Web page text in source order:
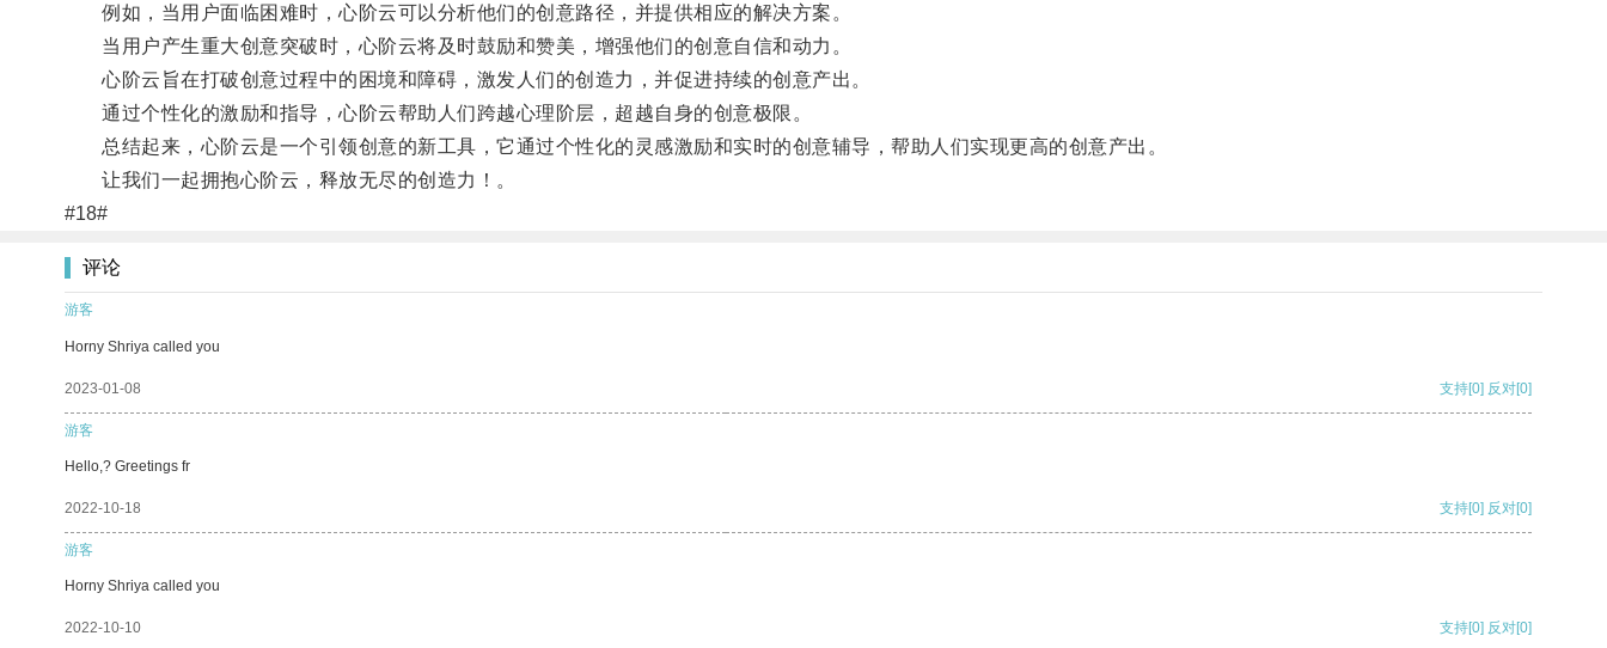
例如，当用户面临困难时，心阶云可以分析他们的创意路径，并提供相应的解决方案。
当用户产生重大创意突破时，心阶云将及时鼓励和赞美，增强他们的创意自信和动力。
心阶云旨在打破创意过程中的困境和障碍，激发人们的创造力，并促进持续的创意产出。
通过个性化的激励和指导，心阶云帮助人们跨越心理阶层，超越自身的创意极限。
总结起来，心阶云是一个引领创意的新工具，它通过个性化的灵感激励和实时的创意辅导，帮助人们实现更高的创意产出。
让我们一起拥抱心阶云，释放无尽的创造力！。
#18#
评论
游客
Horny Shriya called you
2023-01-08 支持[0] 反对[0]
游客
Hello,? Greetings fr
2022-10-18 支持[0] 反对[0]
游客
Horny Shriya called you
2022-10-10 支持[0] 反对[0]